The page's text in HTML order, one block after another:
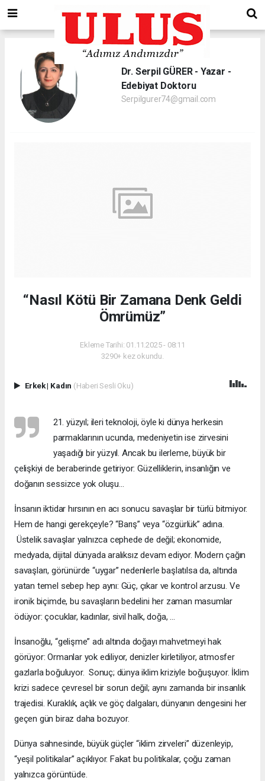
Dr. Serpil GÜRER - Yazar -
Edebiyat Doktoru
Serpilgurer74@gmail.com
“Nasıl Kötü Bir Zamana Denk Geldi
Ömrümüz”
Ekleme Tarihi: 01.11.2025 - 08:11
3290+ kez okundu.
Erkek| Kadın (Haberi Sesli Oku)
21. yüzyıl; ileri teknoloji, öyle ki dünya herkesin
parmaklarının ucunda, medeniyetin ise zirvesini
yaşadığı bir yüzyıl. Ancak bu ilerleme, büyük bir
çelişkiyi de beraberinde getiriyor: Güzelliklerin, insanlığın ve
doğanın sessizce yok oluşu…
İnsanın iktidar hırsının en acı sonucu savaşlar bir türlü bitmiyor.
Hem de hangi gerekçeyle? “Barış” veya “özgürlük” adına.
Üstelik savaşlar yalnızca cephede de değil; ekonomide,
medyada, dijital dünyada aralıksız devam ediyor. Modern çağın
savaşları, görünürde “uygar” nedenlerle başlatılsa da, altında
yatan temel sebep hep aynı: Güç, çıkar ve kontrol arzusu. Ve
ironik biçimde, bu savaşların bedelini her zaman masumlar
ödüyor: çocuklar, kadınlar, sivil halk, doğa, …
İnsanoğlu, “gelişme” adı altında doğayı mahvetmeyi hak
görüyor: Ormanlar yok ediliyor, denizler kirletiliyor, atmosfer
gazlarla boğuluyor. Sonuç; dünya iklim kriziyle boğuşuyor. İklim
krizi sadece çevresel bir sorun değil; aynı zamanda bir insanlık
trajedisi. Kuraklık, açlık ve göç dalgaları, dünyanın dengesini her
geçen gün biraz daha bozuyor.
Dünya sahnesinde, büyük güçler “iklim zirveleri” düzenleyip,
“yeşil politikalar” açıklıyor. Fakat bu politikalar, çoğu zaman
yalnızca görüntüde.